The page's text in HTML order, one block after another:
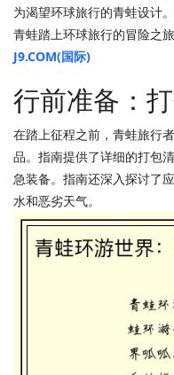
为渴望环球旅行的青蛙设计
青蛙踏上环球旅行的冒险之
J9.COM(国际)
行前准备：
在踏上征程之前，青蛙旅行
品。指南提供了详细的打包
急装备。指南还深入探讨了
水和恶劣天气。